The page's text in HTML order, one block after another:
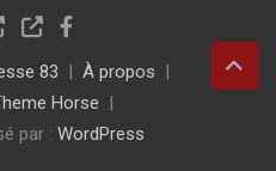
83
À propos
Horse
par : WordPress